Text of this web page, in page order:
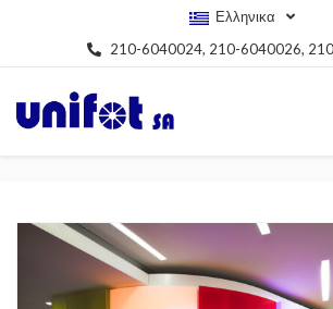
Ελληνικα
210-6040024, 210-6040026,